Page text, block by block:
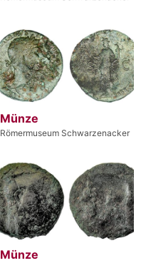
Münze
Römermuseum Schwarzenacker
Münze